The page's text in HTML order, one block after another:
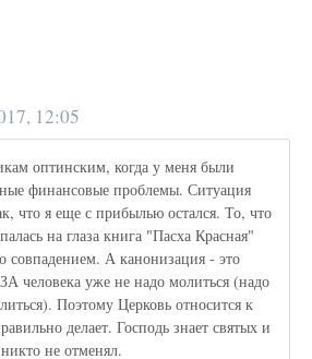
12:05
оптинским, когда у меня были
финансовые проблемы. Ситуация
что я еще с прибылью остался. То, что
на глаза книга "Пасха Красная"
совпадением. А канонизация - это
человека уже не надо молиться (надо
Поэтому Церковь относится к
делает. Господь знает святых и
не отменял.